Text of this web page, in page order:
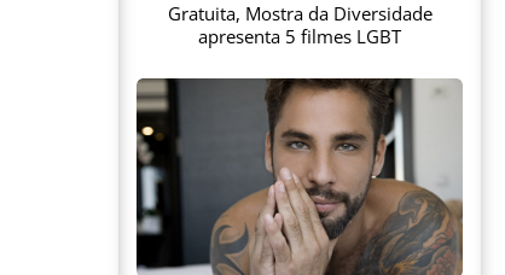
Gratuita, Mostra da Diversidade
apresenta 5 filmes LGBT